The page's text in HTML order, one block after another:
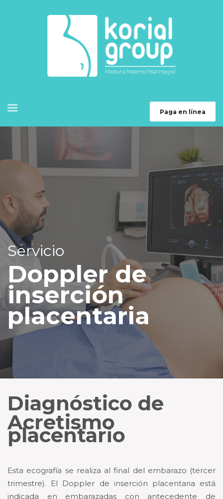
Paga en línea
Servicio
Doppler de
inserción
placentaria
Diagnóstico de
Acretismo
placentario
Esta ecografía se realiza al final del embarazo (tercer
trimestre). El Doppler de inserción placentaria está
indicada en embarazadas con antecedente de